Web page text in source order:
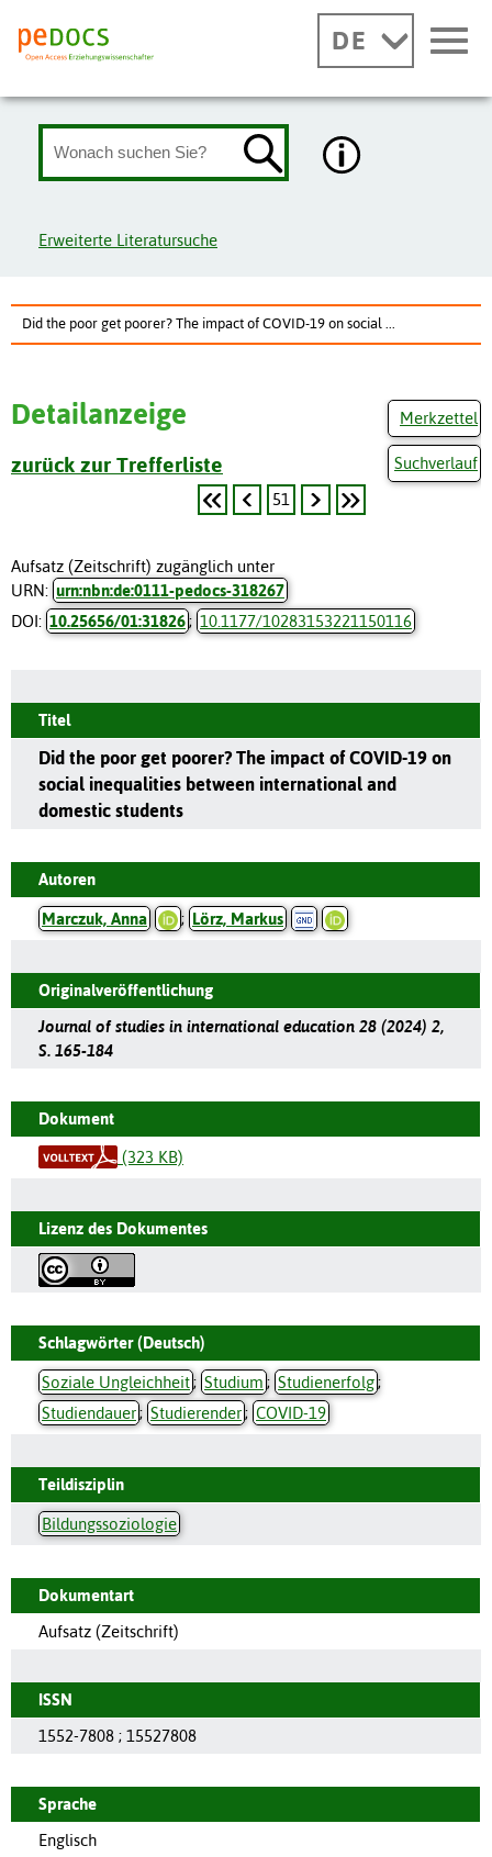
DE
Erweiterte Literatursuche
Did the poor get poorer? The impact of COVID-19 on social ...
Merkzettel
Suchverlauf
Detailanzeige
zurück zur Trefferliste
51
Aufsatz (Zeitschrift) zugänglich unter
URN: urn:nbn:de:0111-pedocs-318267
DOI: 10.25656/01:31826; 10.1177/10283153221150116
Titel
Did the poor get poorer? The impact of COVID-19 on
social inequalities between international and
domestic students
Autoren
Marczuk, Anna ; Lörz, Markus
Originalveröffentlichung
Journal of studies in international education 28 (2024) 2,
S. 165-184
Dokument
(323 KB)
Lizenz des Dokumentes
Schlagwörter (Deutsch)
Soziale Ungleichheit; Studium ; Studienerfolg;
Studiendauer; Studierender; COVID-19
Teildisziplin
Bildungssoziologie
Dokumentart
Aufsatz (Zeitschrift)
ISSN
1552-7808 ; 15527808
Sprache
Englisch